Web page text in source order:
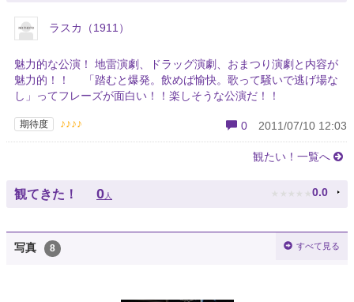
ラスカ（1911）
魅力的な公演！ 地雷演劇、ドラッグ演劇、おまつり演劇と内容が
魅力的！！ 「踏むと爆発。飲めば愉快。歌って騒いで逃げ場な
し」ってフレーズが面白い！！楽しそうな公演だ！！
期待度 ♪♪♪♪ 0 2011/07/10 12:03
観たい！一覧へ
観てきた！ 0 人 ★ ★ ★ ★ ★ 0.0
写真 8 すべて見る